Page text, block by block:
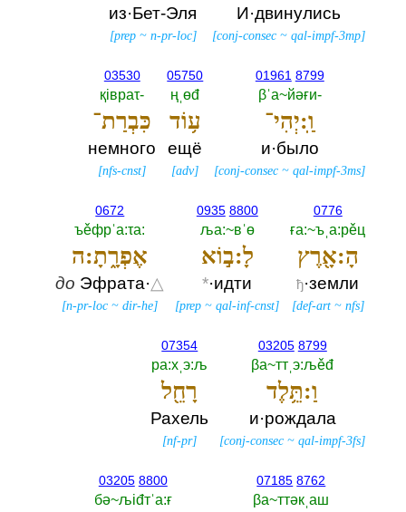
И·двинулись
[conj-consec ~qal-impf-3mp]
из·Бет-Эля
[prep~ n-pr-loc]
01961 8799
βˈа~йәғи-‎
וַֽ:יְהִי־
и·было
[conj-consec ~qal-impf-3ms]
05750
ңˌөđ
ע֥וֹד
ещё
[adv]
03530
қiвраτ-‎
כִּבְרַת־
немного
[nfs-cnst]
0776
ға:~ъˌа:рěц
הָ:אָ֖רֶץ
ђ·земли
[def-art~ nfs]
0935 8800
ља:~вˈө
לָ:ב֣וֹא
*·идти
[prep ~qal-inf-cnst]
0672
ъěфрˈа:τа:‎
אֶפְרָ֑תָ:ה
до Эфрата·△
[n-pr-loc ~dir-he]
03205 8799
βа~ттˌэ:љěđ
וַ:תֵּ֥לֶד
и·рождала
[conj-consec ~qal-impf-3fs]
07354
ра:хˌэ:љ
רָחֵ֖ל
Рахель
[nf-pr]
07185 8762
βа~ттәкˌаш
03205 8800
бә~љiđтˈа:ғ